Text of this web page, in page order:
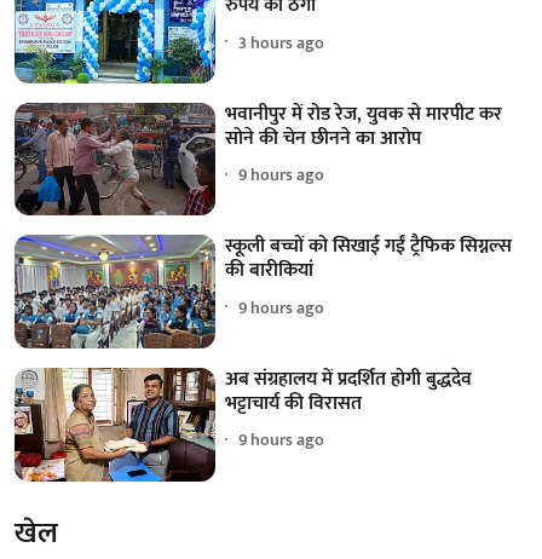
3 hours ago
भवानीपुर में रोड रेज, युवक से मारपीट कर
सोने की चेन छीनने का आरोप
9 hours ago
स्कूली बच्चों को सिखाई गईं ट्रैफिक सिग्नल्स
की बारीकियां
9 hours ago
अब संग्रहालय में प्रदर्शित होगी बुद्धदेव
भट्टाचार्य की विरासत
9 hours ago
खेल